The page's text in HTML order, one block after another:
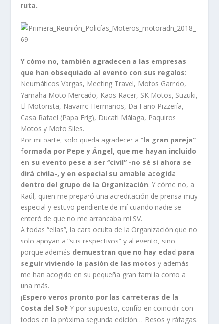
ruta.
Y cómo no, también agradecen a las empresas
que han obsequiado al evento con sus regalos:
Neumáticos Vargas, Meeting Travel, Motos Garrido,
Yamaha Moto Mercado, Kaos Racer, SK Motos, Suzuki,
El Motorista, Navarro Hermanos, Da Fano Pizzería,
Casa Rafael (Papa Erig), Ducati Málaga, Paquiros
Motos y Moto Siles.
Por mi parte, solo queda agradecer a “la gran pareja”
formada por Pepe y Ángel, que me hayan incluido
en su evento pese a ser “civil” -no sé si ahora se
dirá civila-, y en especial su amable acogida
dentro del grupo de la Organización. Y cómo no, a
Raúl, quien me preparó una acreditación de prensa muy
especial y estuvo pendiente de mí cuando nadie se
enteró de que no me arrancaba mi SV.
A todas “ellas”, la cara oculta de la Organización que no
solo apoyan a “sus respectivos” y al evento, sino
porque además demuestran que no hay edad para
seguir viviendo la pasión de las motos y además
me han acogido en su pequeña gran familia como a
una más.
¡Espero veros pronto por las carreteras de la
Costa del Sol! Y por supuesto, confío en coincidir con
todos en la próxima segunda edición… Besos y ráfagas.